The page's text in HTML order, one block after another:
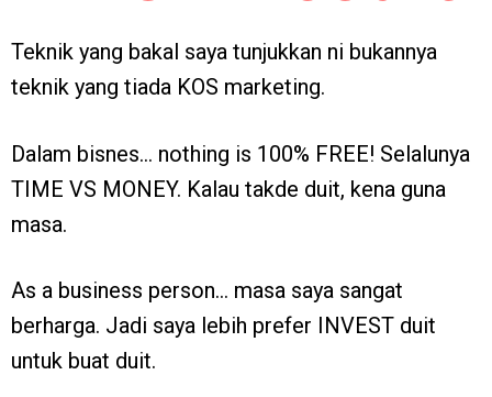
Teknik yang bakal saya tunjukkan ni bukannya
teknik yang tiada KOS marketing.
Dalam bisnes… nothing is 100% FREE! Selalunya
TIME VS MONEY. Kalau takde duit, kena guna
masa.
As a business person… masa saya sangat
berharga. Jadi saya lebih prefer INVEST duit
untuk buat duit.